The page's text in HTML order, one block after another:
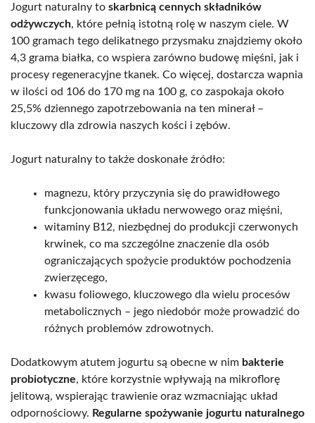
Jogurt naturalny to skarbnicą cennych składników
odżywczych, które pełnią istotną rolę w naszym ciele. W
100 gramach tego delikatnego przysmaku znajdziemy około
4,3 grama białka, co wspiera zarówno budowę mięśni, jak i
procesy regeneracyjne tkanek. Co więcej, dostarcza wapnia
w ilości od 106 do 170 mg na 100 g, co zaspokaja około
25,5% dziennego zapotrzebowania na ten minerał –
kluczowy dla zdrowia naszych kości i zębów.
Jogurt naturalny to także doskonałe źródło:
magnezu, który przyczynia się do prawidłowego
funkcjonowania układu nerwowego oraz mięśni,
witaminy B12, niezbędnej do produkcji czerwonych
krwinek, co ma szczególne znaczenie dla osób
ograniczających spożycie produktów pochodzenia
zwierzęcego,
kwasu foliowego, kluczowego dla wielu procesów
metabolicznych – jego niedobór może prowadzić do
różnych problemów zdrowotnych.
Dodatkowym atutem jogurtu są obecne w nim bakterie
probiotyczne, które korzystnie wpływają na mikroflorę
jelitową, wspierając trawienie oraz wzmacniając układ
odpornościowy. Regularne spożywanie jogurtu naturalnego